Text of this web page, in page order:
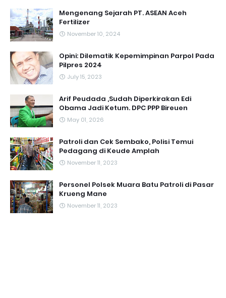
Mengenang Sejarah PT. ASEAN Aceh
Fertilizer
November 10, 2024
Opini: Dilematik Kepemimpinan Parpol Pada
Pilpres 2024
July 15, 2023
Arif Peudada ,Sudah Diperkirakan Edi
Obama Jadi Ketum. DPC PPP Bireuen
May 01, 2026
Patroli dan Cek Sembako, Polisi Temui
Pedagang di Keude Amplah
November 11, 2023
Personel Polsek Muara Batu Patroli di Pasar
Krueng Mane
November 11, 2023